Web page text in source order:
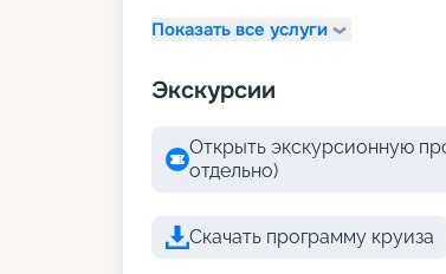
Показать все услуги
Экскурсии
Открыть экскурсионную
отдельно)
Скачать программу круиза